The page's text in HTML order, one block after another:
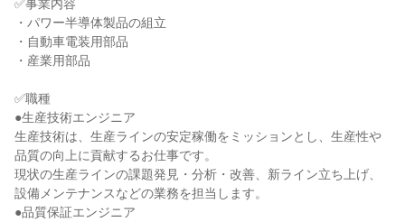
✅事業内容
・パワー半導体製品の組立
・自動車電装用部品
・産業用部品
✅職種
●生産技術エンジニア
生産技術は、生産ラインの安定稼働をミッションとし、生産性や
品質の向上に貢献するお仕事です。
現状の生産ラインの課題発見・分析・改善、新ライン立ち上げ、
設備メンテナンスなどの業務を担当します。
●品質保証エンジニア